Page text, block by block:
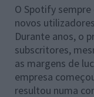
O Spotify
novos
Durante anos, o
subscritores,
as margens de
empresa
resultou numa